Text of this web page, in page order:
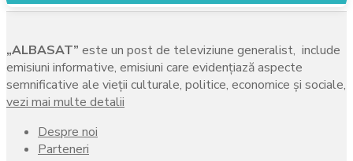
„ALBASAT” este un post de televiziune generalist, include
emisiuni informative, emisiuni care evidenţiază aspecte
semnificative ale vieţii culturale, politice, economice şi sociale,
vezi mai multe detalii
Despre noi
Parteneri